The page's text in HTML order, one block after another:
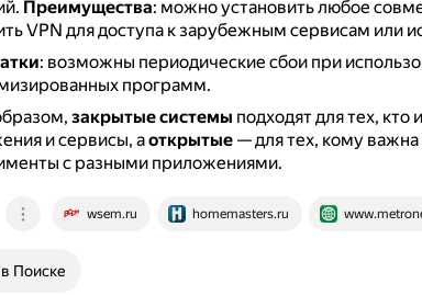
Преимущества: можно установить любое
VPN для доступа к зарубежным сервисам или
: возможны периодические сбои при
программ.
закрытые системы подходят для тех,
и сервисы, аоткрытые— для тех, кому важна
с разными приложениями.
wsem.ru homemasters.ru
Поиске